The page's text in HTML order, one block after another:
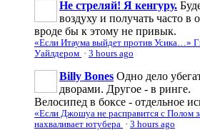
Не стреляй! Я кенгуру.
воздуху и получать часто в
вроде бы к этому не привык.
«Если Итаума выйдет против Усика…»
Уайлдером · 3 hours ago
Billy Bones Одно дело
дворами. Другое - в ринге.
Велосипед в боксе - отдельное
«Если Джошуа не расправится с Полом
нахваливает ютубера · 3 hours ago